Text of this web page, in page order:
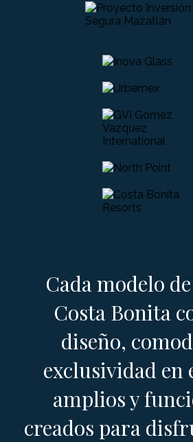
Cada modelo
Costa Bonita
diseño,
exclusividad en
amplios y
creados para